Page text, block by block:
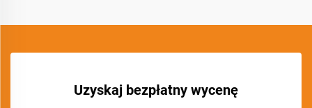
Uzyskaj bezpłatny wycenę